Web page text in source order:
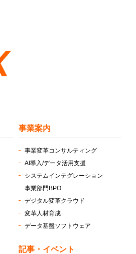
事業案内
事業変革コンサルティング
AI導入/データ活用支援
システムインテグレーション
事業部門BPO
デジタル変革クラウド
変革人材育成
データ基盤ソフトウェア
記事・イベント